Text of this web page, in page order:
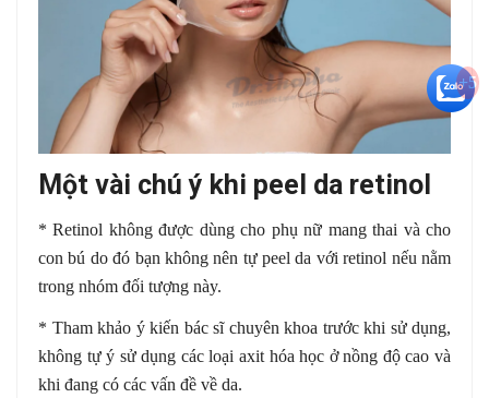
Một vài chú ý khi peel da retinol
* Retinol không được dùng cho phụ nữ mang thai và cho
con bú do đó bạn không nên tự peel da với retinol nếu nằm
trong nhóm đối tượng này.
* Tham khảo ý kiến bác sĩ chuyên khoa trước khi sử dụng,
không tự ý sử dụng các loại axit hóa học ở nồng độ cao và
khi đang có các vấn đề về da.
+5